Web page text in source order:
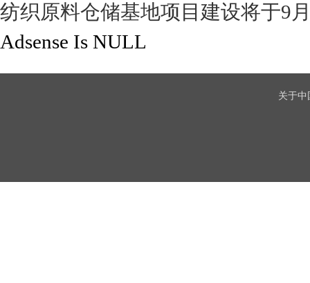
纺织原料仓储基地项目建设将于9
Adsense Is NULL
关于中